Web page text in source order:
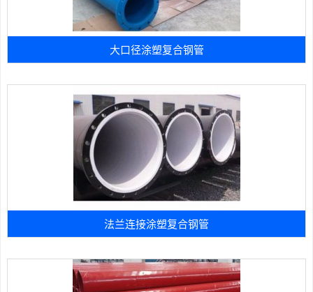
大口径涂塑复合钢管
法兰连接涂塑复合钢管